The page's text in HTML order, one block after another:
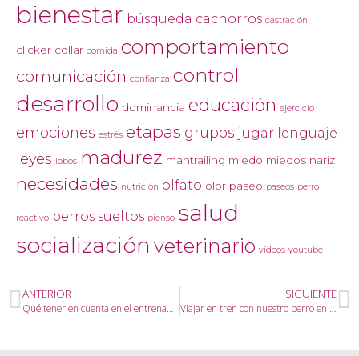
bienestar búsqueda cachorros castración
clicker collar comida comportamiento
comunicación confianza control
desarrollo dominancia educación ejercicio
emociones estrés etapas grupos jugar lenguaje
leyes lobos madurez mantrailing miedo miedos nariz
necesidades nutrición olfato olor paseo paseos perro
reactivo perros sueltos pienso salud
socialización veterinario vídeos youtube
ANTERIOR SIGUIENTE